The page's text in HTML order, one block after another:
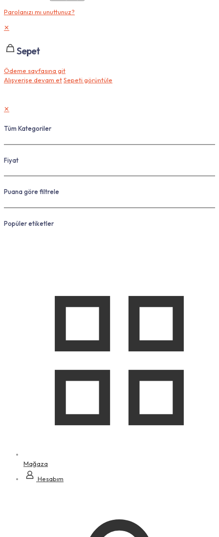
Parolanızı mı unuttunuz?
✕
Sepet
Ödeme sayfasına git
Alışverişe devam etSepeti görüntüle
✕
Tüm Kategoriler
Fiyat
Puana göre filtrele
Popüler etiketler
Mağaza
Hesabım